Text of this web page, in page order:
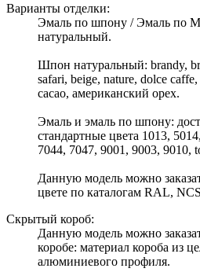
Варианты отделки:
Эмаль по шпону / Эмаль по
натуральный.
Шпон натуральный: brandy,
safari, beige, nature, dolce
cacao, американский орех.
Эмаль и эмаль по шпону:
стандартные цвета 1013,
7044, 7047, 9001, 9003, 9010,
Данную модель можно
цвете по каталогам RAL,
Скрытый короб:
Данную модель можно
коробе: материал короба из
алюминиевого профиля.